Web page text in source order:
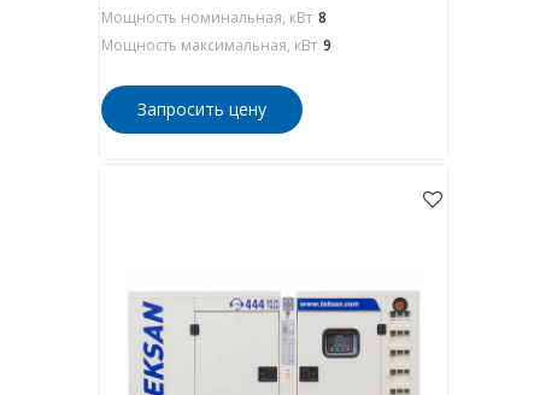
Мощность номинальная, кВт 8
Мощность максимальная, кВт 9
Запросить цену